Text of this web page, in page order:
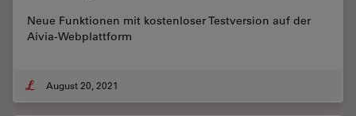
Neue Funktionen mit kostenloser Testversion auf der
Aivia-Webplattform
August 20, 2021